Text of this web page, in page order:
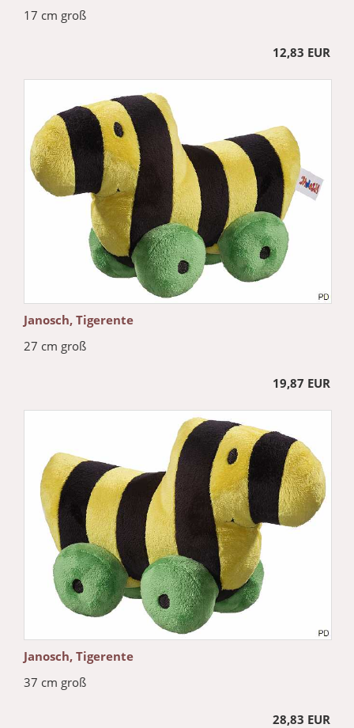
17 cm groß
12,83 EUR
Janosch, Tigerente
27 cm groß
19,87 EUR
Janosch, Tigerente
37 cm groß
28,83 EUR